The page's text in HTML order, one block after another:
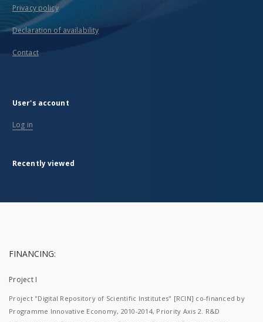
Privacy policy
Declaration of availability
Contact
User's account
Log in
Recently viewed
FINANCING:
Project I
Project "Digital Repository of Scientific Institutes" [RCIN] co-financed by
Programme Innovative Economy, 2010-2014, Priority Axis 2. R&D